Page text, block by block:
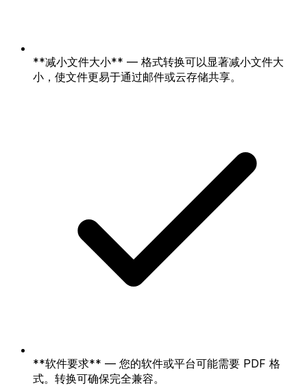
**减小文件大小** — 格式转换可以显著减小文件大
小，使文件更易于通过邮件或云存储共享。
**软件要求** — 您的软件或平台可能需要 PDF 格
式。转换可确保完全兼容。